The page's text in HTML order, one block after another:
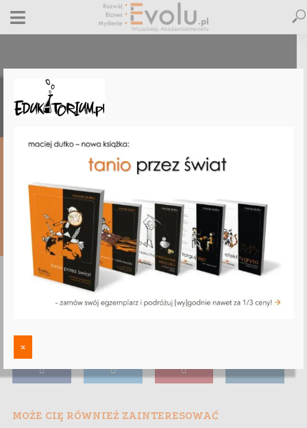
WolnyOdZUS.pl – Edukatorium
DODAJ
KOMENTARZ
MOŻE CIĘ RÓWNIEŻ ZAINTERESOWAĆ
x